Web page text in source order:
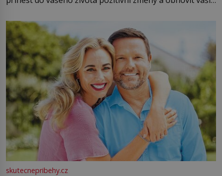
můžete obohatit své rituály a přinést do svého života
větší harmonii a klid. Je důležité
skutecnepribehy.cz